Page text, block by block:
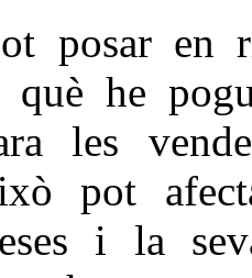
posar en
què he
les
pot
i la